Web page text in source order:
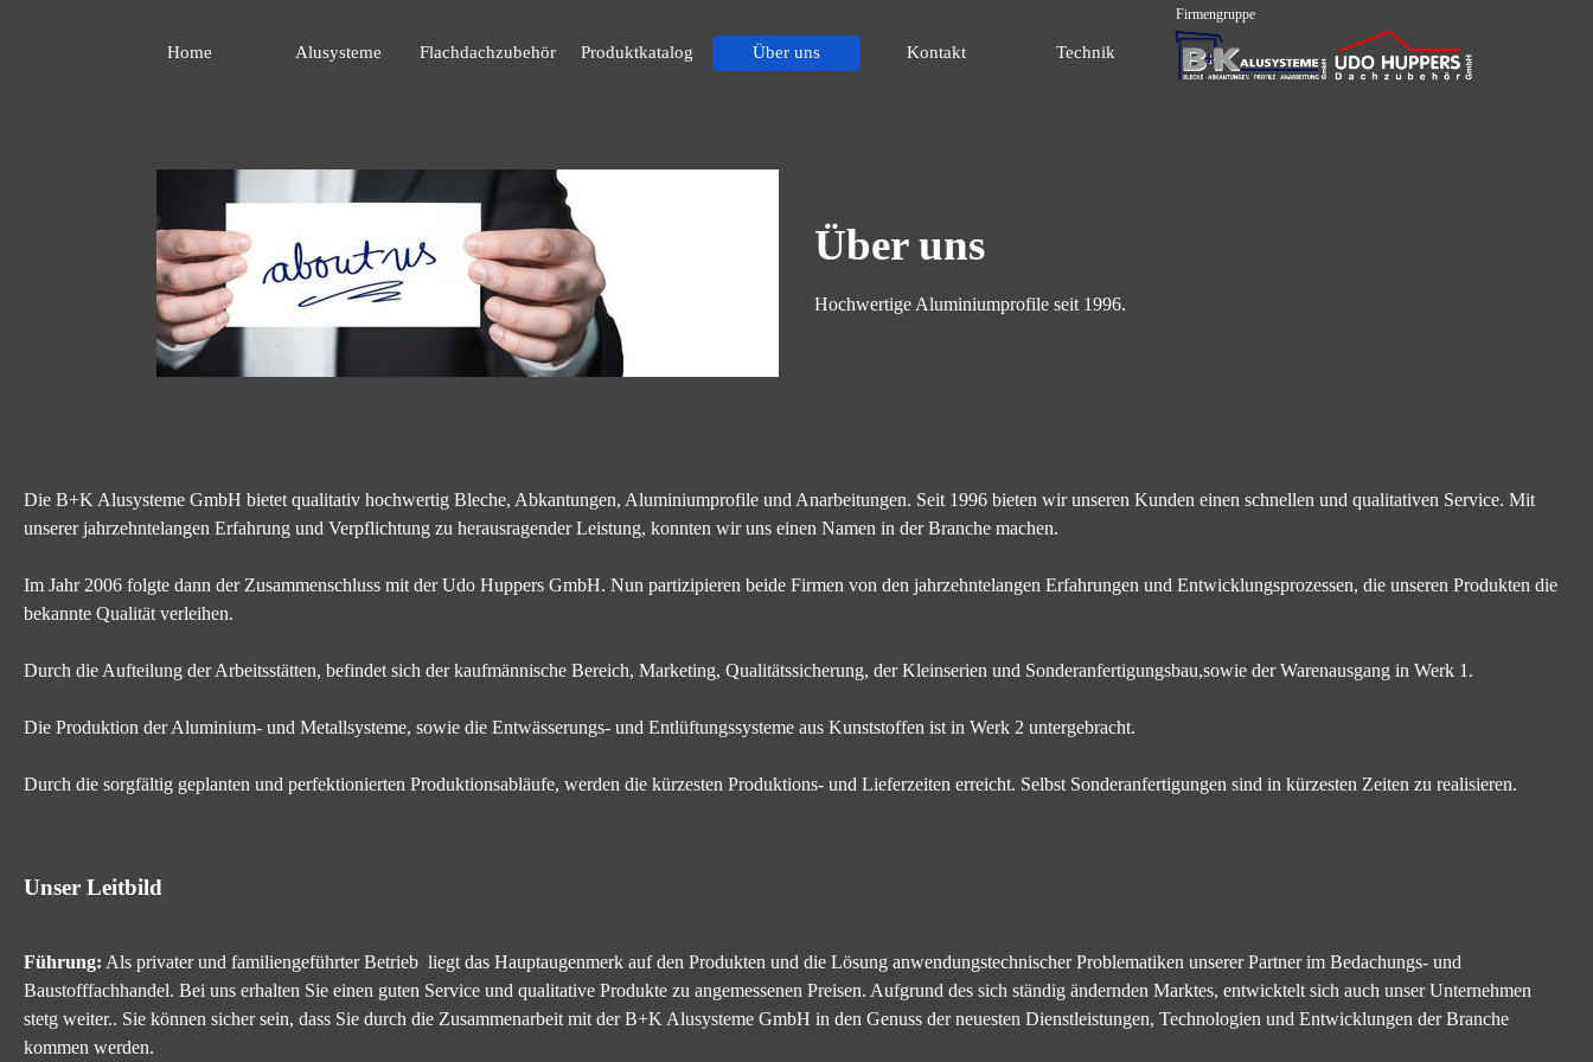
Home Alusysteme Flachdachzubehör Produktkatalog Über uns Kontakt Technik
Firmengruppe
Über uns
Hochwertige Aluminiumprofile seit 1996.
Die B+K Alusysteme GmbH bietet qualitativ hochwertig Bleche, Abkantungen, Aluminiumprofile und Anarbeitungen. Seit 1996 bieten wir unseren Kunden einen schnellen und qualitativen Service. Mit
unserer jahrzehntelangen Erfahrung und Verpflichtung zu herausragender Leistung, konnten wir uns einen Namen in der Branche machen.
Im Jahr 2006 folgte dann der Zusammenschluss mit der Udo Huppers GmbH. Nun partizipieren beide Firmen von den jahrzehntelangen Erfahrungen und Entwicklungsprozessen, die unseren Produkten die
bekannte Qualität verleihen.
Durch die Aufteilung der Arbeitsstätten, befindet sich der kaufmännische Bereich, Marketing, Qualitätssicherung, der Kleinserien und Sonderanfertigungsbau,sowie der Warenausgang in Werk 1.
Die Produktion der Aluminium- und Metallsysteme, sowie die Entwässerungs- und Entlüftungssysteme aus Kunststoffen ist in Werk 2 untergebracht.
Durch die sorgfältig geplanten und perfektionierten Produktionsabläufe, werden die kürzesten Produktions- und Lieferzeiten erreicht. Selbst Sonderanfertigungen sind in kürzesten Zeiten zu realisieren.
Unser Leitbild
Führung: Als privater und familiengeführter Betrieb liegt das Hauptaugenmerk auf den Produkten und die Lösung anwendungstechnischer Problematiken unserer Partner im Bedachungs- und
Baustofffachhandel. Bei uns erhalten Sie einen guten Service und qualitative Produkte zu angemessenen Preisen. Aufgrund des sich ständig ändernden Marktes, entwicktelt sich auch unser Unternehmen
stetg weiter.. Sie können sicher sein, dass Sie durch die Zusammenarbeit mit der B+K Alusysteme GmbH in den Genuss der neuesten Dienstleistungen, Technologien und Entwicklungen der Branche
kommen werden.